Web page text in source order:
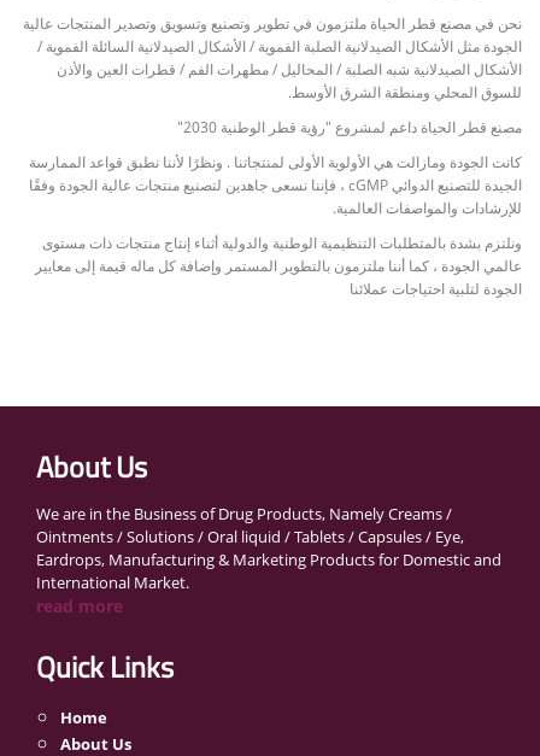
نحن في مصنع قطر الحياة ملتزمون في تطوير وتصنيع وتسويق وتصدير المنتجات عالية
الجودة مثل الأشكال الصيدلانية الصلبة الفموية / الأشكال الصيدلانية السائلة الفموية /
الأشكال الصيدلانية شبه الصلبة / المحاليل / مطهرات الفم / قطرات العين والأذن
للسوق المحلي ومنطقة الشرق الأوسط.
مصنع قطر الحياة داعم لمشروع "رؤية قطر الوطنية 2030"
كانت الجودة ومازالت هي الأولوية الأولى لمنتجاتنا . ونظرًا لأننا نطبق قواعد الممارسة
الجيدة للتصنيع الدوائي cGMP ، فإننا نسعى جاهدين لتصنيع منتجات عالية الجودة وفقًا
للإرشادات والمواصفات العالمية.
ونلتزم بشدة بالمتطلبات التنظيمية الوطنية والدولية أثناء إنتاج منتجات ذات مستوى
عالمي الجودة ، كما أننا ملتزمون بالتطوير المستمر وإضافة كل ماله قيمة إلى معايير
الجودة لتلبية احتياجات عملائنا
About Us
We are in the Business of Drug Products, Namely Creams /
Ointments / Solutions / Oral liquid / Tablets / Capsules / Eye,
Eardrops, Manufacturing & Marketing Products for Domestic and
International Market.
read more
Quick Links
Home
About Us